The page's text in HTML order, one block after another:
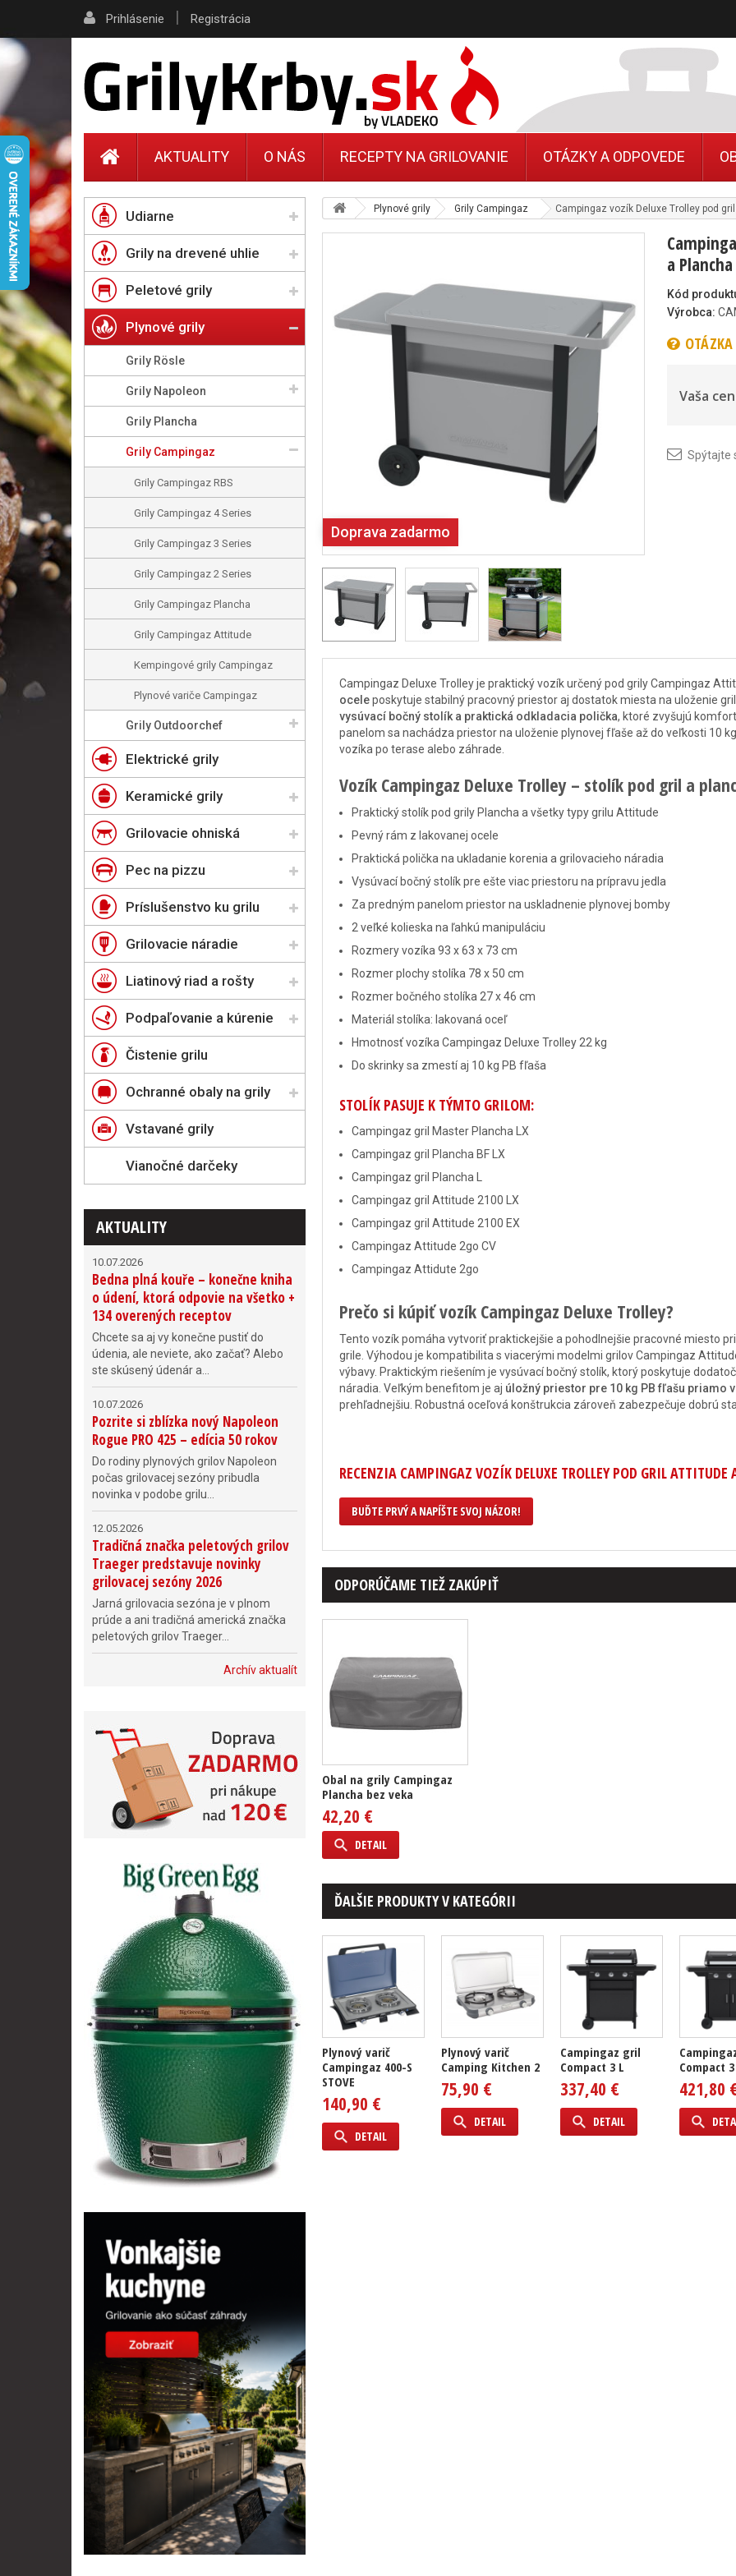
Plynové grily Grily Campingaz Campingaz vozík Deluxe Trolley pod
Doprava zadarmo
a Plancha
Kód
Výrobca:
Vaša
Spýtajte
Campingaz Deluxe Trolley je praktický vozík určený pod grily Campingaz
oceleposkytuje stabilný pracovný priestor aj dostatok miesta na uloženie
vysúvací bočný stolík a praktická odkladacia polička, ktoré zvyšujú
panelom sa nachádza priestor na uloženie plynovej fľaše až do veľkosti 10
vozíka po terase alebo záhrade.
Vozík Campingaz Deluxe Trolley – stolík pod gril a
Praktický stolík pod grily Plancha a všetky typy grilu Attitude
Pevný rám z lakovanej ocele
Praktická polička na ukladanie korenia a grilovacieho náradia
Vysúvací bočný stolík pre ešte viac priestoru na prípravu jedla
Za predným panelom priestor na uskladnenie plynovej bomby
2 veľké kolieska na ľahkú manipuláciu
Rozmery vozíka 93 x 63 x 73 cm
Rozmer plochy stolíka 78 x 50 cm
Rozmer bočného stolíka 27 x 46 cm
Materiál stolíka: lakovaná oceľ
Hmotnosť vozíka Campingaz Deluxe Trolley 22 kg
Do skrinky sa zmestí aj 10 kg PB fľaša
STOLÍK PASUJE K TÝMTO GRILOM:
Campingaz gril Master Plancha LX
Campingaz gril Plancha BF LX
Campingaz gril Plancha L
Campingaz gril Attitude 2100 LX
Campingaz gril Attitude 2100 EX
Campingaz Attitude 2go CV
Campingaz Attidute 2go
Prečo si kúpiť vozík Campingaz Deluxe Trolley?
Tento vozík pomáha vytvoriť praktickejšie a pohodlnejšie pracovné miesto
grile. Výhodou je kompatibilita s viacerými modelmi grilov Campingaz
výbavy. Praktickým riešením je vysúvací bočný stolík, ktorý poskytuje
náradia. Veľkým benefitom je aj úložný priestor pre 10 kg PB fľašu priamo
prehľadnejšiu. Robustná oceľová konštrukcia zároveň zabezpečuje dobrú
RECENZIA CAMPINGAZ VOZÍK DELUXE TROLLEY POD GRIL ATTITUDE
BUĎTE PRVÝ A NAPÍŠTE SVOJ NÁZOR!
ODPORÚČAME TIEŽ ZAKÚPIŤ
Obal na grily Campingaz
Plancha bez veka
42,20 €
DETAIL
ĎALŠIE PRODUKTY V KATEGÓRII
Plynový varič
Campingaz 400-S
STOVE
140,90 €
DETAIL
Plynový varič
Camping Kitchen 2
75,90 €
DETAIL
Campingaz gril
Compact 3 L
337,40 €
DETAIL
Compact 3
421,80
Udiarne
Grily na drevené uhlie
Peletové grily
Plynové grily
Grily Rösle
Grily Napoleon
Grily Plancha
Grily Campingaz
Grily Campingaz RBS
Grily Campingaz 4 Series
Grily Campingaz 3 Series
Grily Campingaz 2 Series
Grily Campingaz Plancha
Grily Campingaz Attitude
Kempingové grily Campingaz
Plynové variče Campingaz
Grily Outdoorchef
Elektrické grily
Keramické grily
Grilovacie ohniská
Pec na pizzu
Príslušenstvo ku grilu
Grilovacie náradie
Liatinový riad a rošty
Podpaľovanie a kúrenie
Čistenie grilu
Ochranné obaly na grily
Vstavané grily
Vianočné darčeky
AKTUALITY
10.07.2026
Bedna plná kouře – konečne kniha
o údení, ktorá odpovie na všetko +
134 overených receptov
Chcete sa aj vy konečne pustiť do
údenia, ale neviete, ako začať? Alebo
ste skúsený údenár a...
10.07.2026
Pozrite si zblízka nový Napoleon
Rogue PRO 425 – edícia 50 rokov
Do rodiny plynových grilov Napoleon
počas grilovacej sezóny pribudla
novinka v podobe grilu...
12.05.2026
Tradičná značka peletových grilov
Traeger predstavuje novinky
grilovacej sezóny 2026
Jarná grilovacia sezóna je v plnom
prúde a ani tradičná americká značka
peletových grilov Traeger...
Archív aktualít
Prihlásenie | Registrácia
AKTUALITY O NÁS RECEPTY NA GRILOVANIE OTÁZKY A ODPOVEDE